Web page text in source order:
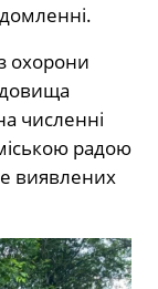
охорони
численні
радою
виявлених